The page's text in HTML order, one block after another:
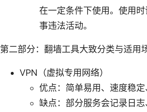
在一定条件下使用。使用
事违法活动。
第二部分：翻墙工具大致分类与适用
VPN（虚拟专用网络）
优点：简单易用、速度稳
缺点：部分服务会记录日